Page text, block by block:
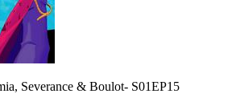
Severance & Boulot- S01EP15